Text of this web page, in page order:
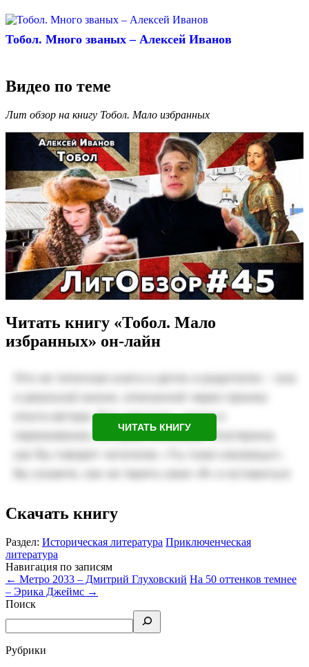
Тобол. Много званых – Алексей Иванов
Видео по теме
Лит обзор на книгу Тобол. Мало избранных
Читать книгу «Тобол. Мало
избранных» он-лайн
ЧИТАТЬ КНИГУ
Скачать книгу
Раздел: Историческая литература Приключенческая
литература
Навигация по записям
← Метро 2033 – Дмитрий Глуховский На 50 оттенков темнее
– Эрика Джеймс →
Поиск
Рубрики